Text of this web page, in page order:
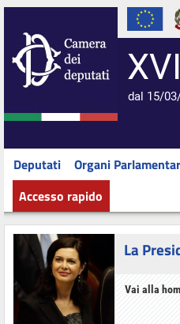
dal 15/
Deputati Organi
Accesso rapido
La
Vai alla